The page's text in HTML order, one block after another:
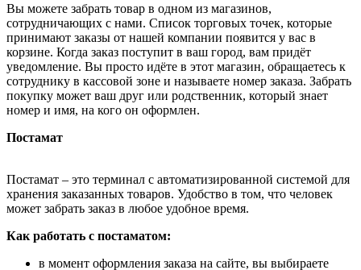
Вы можете забрать товар в одном из магазинов,
сотрудничающих с нами. Список торговых точек, которые
принимают заказы от нашей компании появится у вас в
корзине. Когда заказ поступит в ваш город, вам придёт
уведомление. Вы просто идёте в этот магазин, обращаетесь к
сотруднику в кассовой зоне и называете номер заказа. Забрать
покупку может ваш друг или родственник, который знает
номер и имя, на кого он оформлен.
Постамат
Постамат – это терминал с автоматизированной системой для
хранения заказанных товаров. Удобство в том, что человек
может забрать заказ в любое удобное время.
Как работать с постаматом:
в момент оформления заказа на сайте, вы выбираете